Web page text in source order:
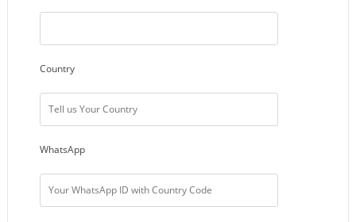
Country
WhatsApp